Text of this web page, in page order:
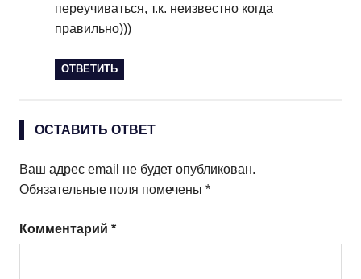
переучиваться, т.к. неизвестно когда
правильно)))
ОТВЕТИТЬ
ОСТАВИТЬ ОТВЕТ
Ваш адрес email не будет опубликован.
Обязательные поля помечены *
Комментарий *